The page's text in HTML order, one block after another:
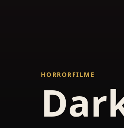
HORRORFILME